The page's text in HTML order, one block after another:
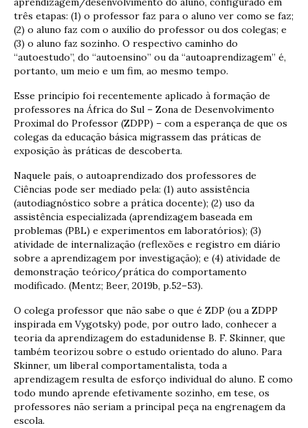
três etapas: (1) o professor faz para o aluno ver como se faz;
(2) o aluno faz com o auxílio do professor ou dos colegas; e
(3) o aluno faz sozinho. O respectivo caminho do
“autoestudo”, do “autoensino” ou da “autoaprendizagem” é,
portanto, um meio e um fim, ao mesmo tempo.
Esse princípio foi recentemente aplicado à formação de
professores na África do Sul – Zona de Desenvolvimento
Proximal do Professor (ZDPP) – com a esperança de que os
colegas da educação básica migrassem das práticas de
exposição às práticas de descoberta.
Naquele país, o autoaprendizado dos professores de
Ciências pode ser mediado pela: (1) auto assistência
(autodiagnóstico sobre a prática docente); (2) uso da
assistência especializada (aprendizagem baseada em
problemas (PBL) e experimentos em laboratórios); (3)
atividade de internalização (reflexões e registro em diário
sobre a aprendizagem por investigação); e (4) atividade de
demonstração teórico/prática do comportamento
modificado. (Mentz; Beer, 2019b, p.52–53).
O colega professor que não sabe o que é ZDP (ou a ZDPP
inspirada em Vygotsky) pode, por outro lado, conhecer a
teoria da aprendizagem do estadunidense B. F. Skinner, que
também teorizou sobre o estudo orientado do aluno. Para
Skinner, um liberal comportamentalista, toda a
aprendizagem resulta de esforço individual do aluno. E como
todo mundo aprende efetivamente sozinho, em tese, os
professores não seriam a principal peça na engrenagem da
escola.